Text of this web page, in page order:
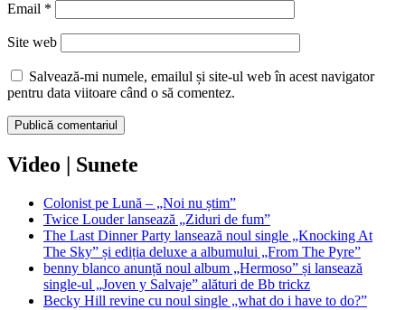
Email *
Site web
Salvează-mi numele, emailul și site-ul web în acest navigator
pentru data viitoare când o să comentez.
Video | Sunete
Colonist pe Lună – „Noi nu știm”
Twice Louder lansează „Ziduri de fum”
The Last Dinner Party lansează noul single „Knocking At
The Sky” și ediția deluxe a albumului „From The Pyre”
benny blanco anunță noul album „Hermoso” și lansează
single-ul „Joven y Salvaje” alături de Bb trickz
Becky Hill revine cu noul single „what do i have to do?”